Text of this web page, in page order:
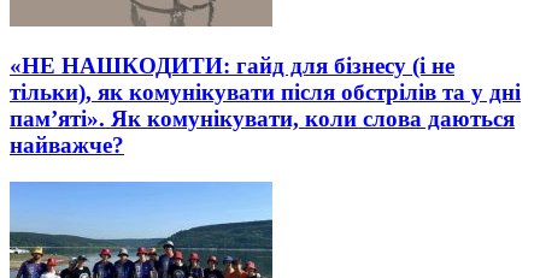
«НЕ НАШКОДИТИ: гайд для бізнесу (і не
тільки), як комунікувати після обстрілів та у дні
пам’яті». Як комунікувати, коли слова даються
найважче?